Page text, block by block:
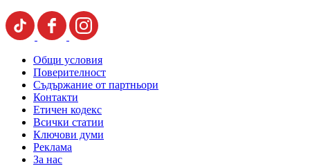
Общи условия
Поверителност
Съдържание от партньори
Контакти
Етичен кодекс
Всички статии
Ключови думи
Реклама
За нас